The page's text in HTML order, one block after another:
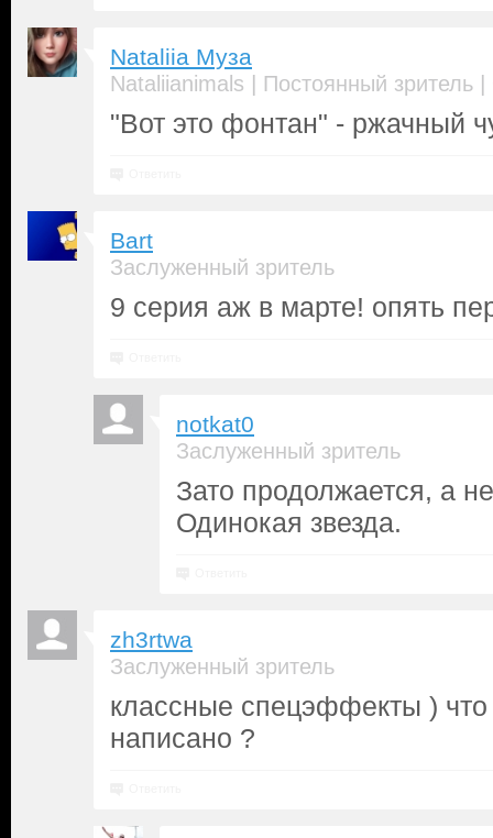
Nataliia Муза
Nataliianimals | Постоянный зритель |
"Вот это фонтан" - ржачный
Bart
Заслуженный зритель
9 серия аж в марте! опять
notkat0
Заслуженный зритель
Зато продолжается, а
Одинокая звезда.
zh3rtwa
Заслуженный зритель
классные спецэффекты )
написано ?